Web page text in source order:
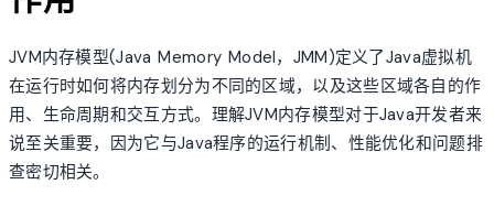
JVM内存模型(Java Memory Model，JMM)定义了Java虚拟机
在运行时如何将内存划分为不同的区域，以及这些区域各自的作
用、生命周期和交互方式。理解JVM内存模型对于Java开发者来
说至关重要，因为它与Java程序的运行机制、性能优化和问题排
查密切相关。